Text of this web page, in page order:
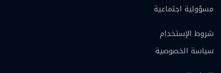
مسؤولية اجتماعية
شروط الإستخدام
سياسة الخصوصية